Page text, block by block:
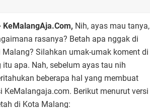
KeMalangAja.Com, Nih, ayas mau tanya,
rasanya? Betah apa nggak di
Silahkan umak-umak koment di
apa. Nah, sebelum ayas tau nih
beberapa hal yang membuat
Berikut menurut versi
di Kota Malang: